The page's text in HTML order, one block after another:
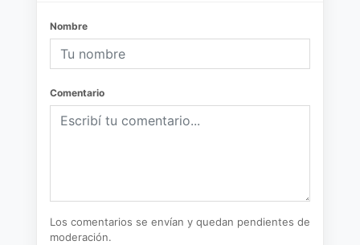
Nombre
Comentario
Los comentarios se envían y quedan pendientes de
moderación.